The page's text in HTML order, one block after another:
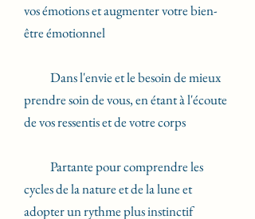
vos émotions et augmenter votre bien-
être émotionnel
Dans l'envie et le besoin de mieux
prendre soin de vous, en étant à l'écoute
de vos ressentis et de votre corps
Partante pour comprendre les
cycles de la nature et de la lune et
adopter un rythme plus instinctif